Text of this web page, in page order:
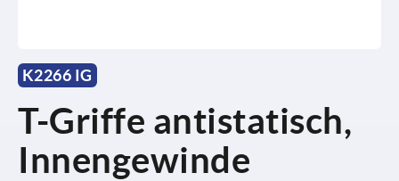
K2266 IG
T-Griffe antistatisch,
Innengewinde